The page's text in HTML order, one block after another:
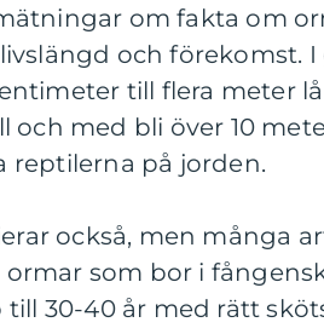
om fakta om
och förekomst.
till flera meter
och med bli över 10
reptilerna på jorden.
också, men många
som bor i
30-40 år med rätt